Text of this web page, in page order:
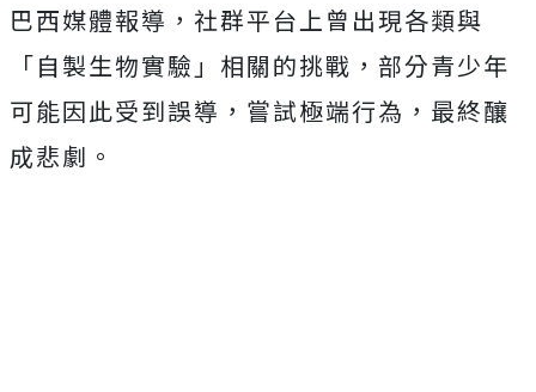
巴西媒體報導，社群平台上曾出現各類與
「自製生物實驗」相關的挑戰，部分青少年
可能因此受到誤導，嘗試極端行為，最終釀
成悲劇。